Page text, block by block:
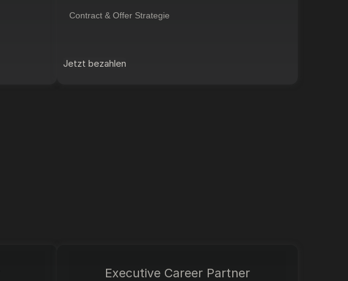
Contract & Offer Strategie
Jetzt bezahlen
Executive Career Partner